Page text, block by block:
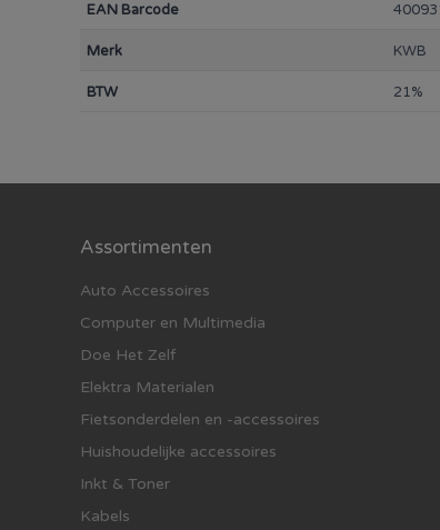
EAN Barcode
Merk KWB
BTW 21%
Assortimenten
Auto Accessoires
Computer en Multimedia
Doe Het Zelf
Elektra Materialen
Fietsonderdelen en -accessoires
Huishoudelijke accessoires
Inkt & Toner
Kabels